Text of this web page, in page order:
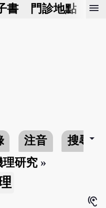
書 門診地點 預
menu
注音 搜尋arrow_drop_down
理研究 »
hearing